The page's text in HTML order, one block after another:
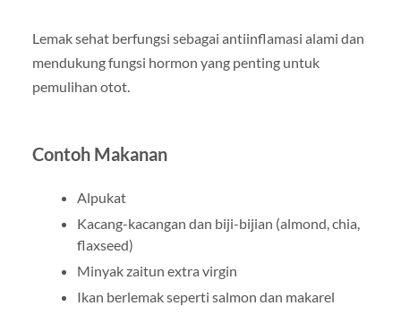
Lemak sehat berfungsi sebagai antiinflamasi alami dan
mendukung fungsi hormon yang penting untuk
pemulihan otot.
Contoh Makanan
Alpukat
Kacang-kacangan dan biji-bijian (almond, chia,
flaxseed)
Minyak zaitun extra virgin
Ikan berlemak seperti salmon dan makarel